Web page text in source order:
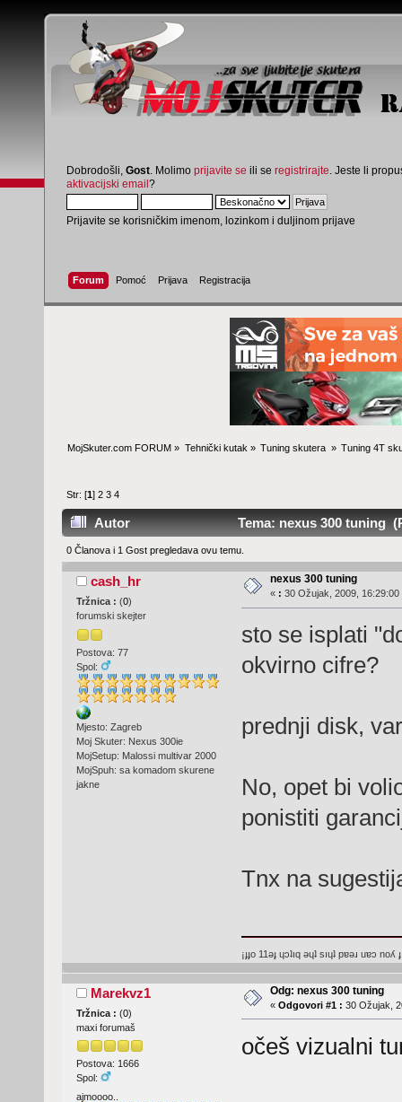
Dobrodošli, Gost . Molimo prijavite se ili se registrirajte . Jeste li
aktivacijski email?
Prijavite se korisničkim imenom, lozinkom i duljinom prijave
Forum Pomoć Prijava Registracija
MojSkuter.com FORUM » Tehnički kutak » Tuning skutera » Tuning 4T
Str: [1]2 3 4
Autor Tema: nexus 300 tuning
0 Članova i 1 Gost pregledava ovu temu.
cash_hr
Tržnica : (0)
forumski skejter
Postova: 77
Spol:
Mjesto: Zagreb
Moj Skuter: Nexus 300ie
MojSetup: Malossi multivar 2000
MojSpuh: sa komadom skurene
jakne
nexus 300 tuning
« : 30 Ožujak, 2009, 16:29:00
sto se isplati
okvirno cifre?
prednji disk,
No, opet bi
ponistiti
Tnx na
¡ɟɟo 11ǝɟ ɥɔʇıq ǝɥʇ sıɥʇ pɐǝɹ uɐɔ noʎ
Marekvz1
Tržnica : (0)
maxi forumaš
Postova: 1666
Spol:
ajmoooo..
Odg: nexus 300 tuning
« Odgovori #1 : 30 Ožujak,
očeš vizualni